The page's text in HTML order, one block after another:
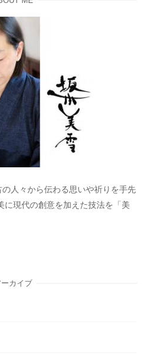
人々から伝わる思いや祈りを手先
に現代の創意を加えた技法を「美
ーカイブ